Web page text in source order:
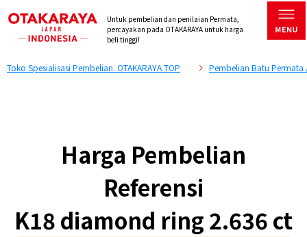
Untuk pembelian dan penilaian Permata,
percayakan pada OTAKARAYA untuk harga
beli tinggi!
Toko Spesialisasi Pembelian. OTAKARAYA TOP Pembelian Batu Permata
Harga Pembelian
Referensi
K18 diamond ring 2.636 ct